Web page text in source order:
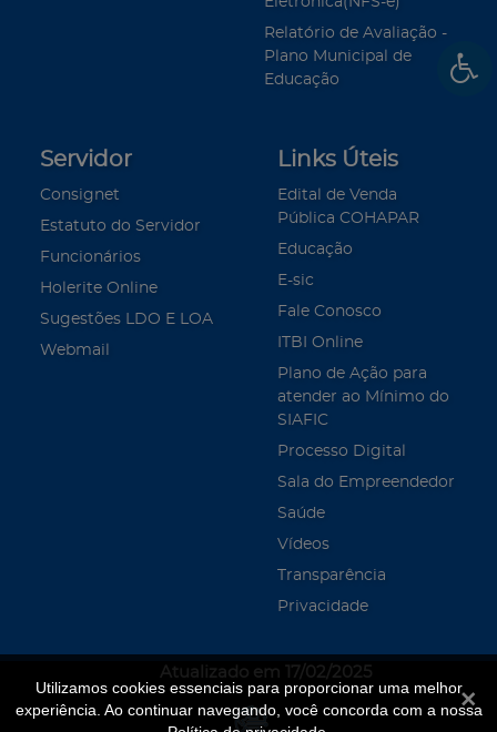
Utilizamos cookies essenciais para proporcionar uma melhor
experiência. Ao continuar navegando, você concorda com a nossa
Relatório de Avaliação -
Plano Municipal de
Educação
Servidor
Consignet
Estatuto do Servidor
Funcionários
Holerite Online
Sugestões LDO E LOA
Webmail
Links Úteis
Edital de Venda
Pública COHAPAR
Educação
E-sic
Fale Conosco
ITBI Online
Plano de Ação para
atender ao Mínimo do
SIAFIC
Processo Digital
Sala do Empreendedor
Saúde
Vídeos
Transparência
Privacidade
Atualizado em 17/02/2025